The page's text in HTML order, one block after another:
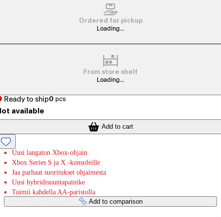
Ordered for pickup
Loading...
From store shelf
Loading...
Ready to ship0 pcs
available
Add to cart
Uusi langaton Xbox-ohjain
Xbox Series S ja X -konsoleille
Jaa parhaat suoritukset ohjaimesta
Uusi hybridisuuntapainike
Toimii kahdella AA-paristolla
Add to comparison